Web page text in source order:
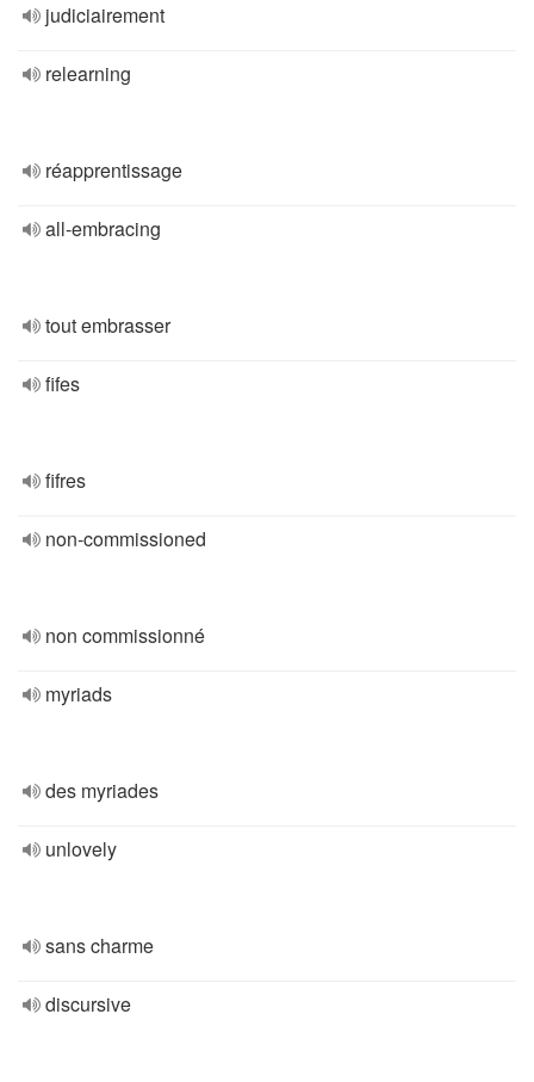
judiciairement
relearning
réapprentissage
all-embracing
tout embrasser
fifes
fifres
non-commissioned
non commissionné
myriads
des myriades
unlovely
sans charme
discursive